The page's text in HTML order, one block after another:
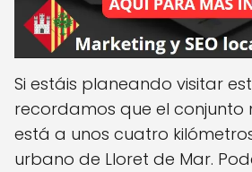
Si estáis planeando visitar
recordamos que el conjunto
está a unos cuatro
urbano de Lloret de Mar.